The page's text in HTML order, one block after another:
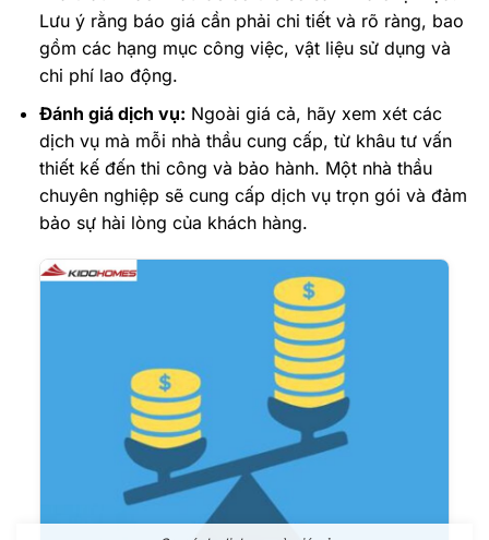
Lưu ý rằng báo giá cần phải chi tiết và rõ ràng, bao
gồm các hạng mục công việc, vật liệu sử dụng và
chi phí lao động.
Đánh giá dịch vụ: Ngoài giá cả, hãy xem xét các
dịch vụ mà mỗi nhà thầu cung cấp, từ khâu tư vấn
thiết kế đến thi công và bảo hành. Một nhà thầu
chuyên nghiệp sẽ cung cấp dịch vụ trọn gói và đảm
bảo sự hài lòng của khách hàng.